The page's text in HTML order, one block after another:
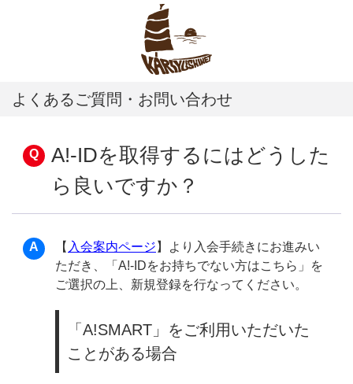
よくあるご質問・お問い合わせ
A!-IDを取得するにはどうした
ら良いですか？
【 入会案内ページ 】より入会手続きにお進みい
ただき、「A!-IDをお持ちでない方はこちら」を
ご選択の上、新規登録を行なってください。
「A!SMART」をご利用いただいた
ことがある場合